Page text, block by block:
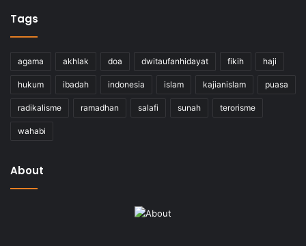
Tags
agama akhlak doa dwitaufanhidayat fikih haji
hukum ibadah indonesia islam kajianislam puasa
radikalisme ramadhan salafi sunah terorisme
wahabi
About